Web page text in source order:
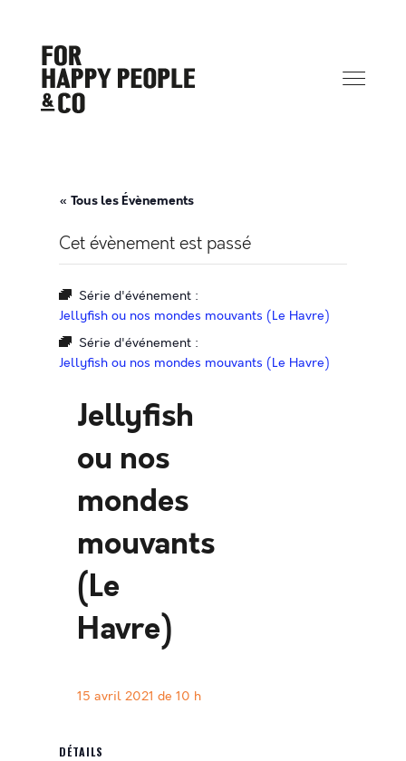
« Tous les Évènements
Cet évènement est passé
Série d'événement :
Jellyfish ou nos mondes mouvants (Le Havre)
Série d'événement :
Jellyfish ou nos mondes mouvants (Le Havre)
Jellyfish
ou nos
mondes
mouvants
(Le
Havre)
15 avril 2021 de 10 h
DÉTAILS